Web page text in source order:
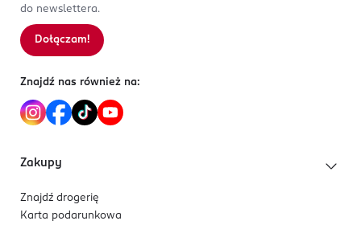
Sortowanie wg
do newslettera.
Dołączam!
Znajdź nas również na:
Zakupy
Znajdź drogerię
Karta podarunkowa